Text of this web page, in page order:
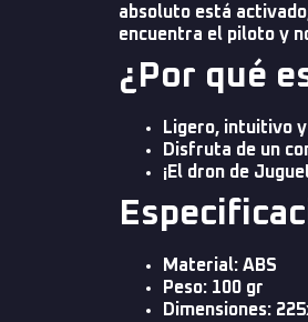
absoluto está
encuentra el piloto y
¿Por qué
Ligero, intuitivo
Disfruta de un
¡El dron de
Material: ABS
Peso: 100 gr
Dimensiones: